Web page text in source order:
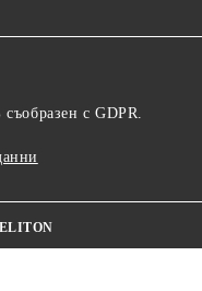
с GDPR.